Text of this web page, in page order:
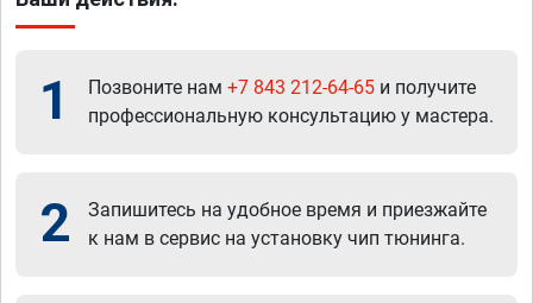
1 Позвоните нам +7 843 212-64-65 и получите
профессиональную консультацию у мастера.
2
Запишитесь на удобное время и приезжайте
к нам в сервис на установку чип тюнинга.